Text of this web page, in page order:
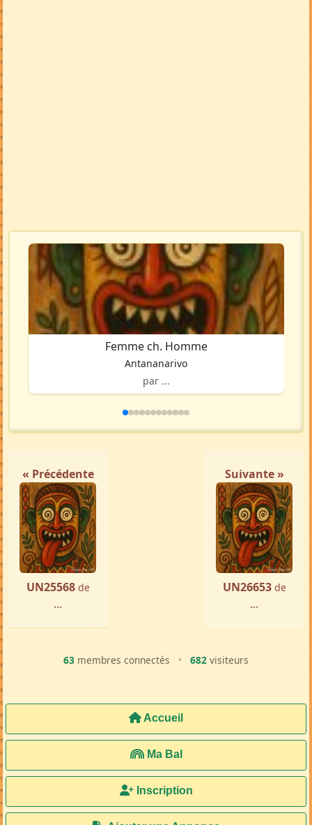
Femme ch. Homme
Antananarivo
par ...
« Précédente
UN25568 de
...
Suivante »
UN26653 de
...
63 membres connectés • 682 visiteurs
Accueil
Ma Bal
Inscription